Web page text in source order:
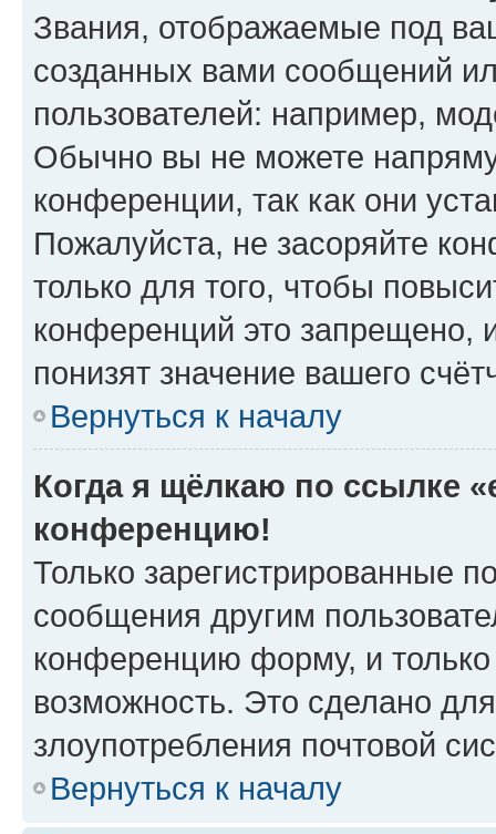
Звания, отображаемые под
созданных вами сообщений
пользователей: например,
Обычно вы не можете
конференции, так как они
Пожалуйста, не засоряйте
только для того, чтобы
конференций это запрещено,
понизят значение вашего
Вернуться к началу
Когда я щёлкаю по ссылке
конференцию!
Только зарегистрированные
сообщения другим
конференцию форму, и
возможность. Это сделано
злоупотребления почтовой
Вернуться к началу